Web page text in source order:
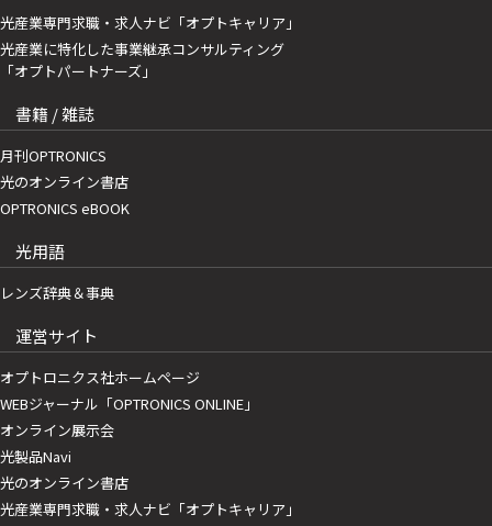
光産業専門求職・求人ナビ「オプトキャリア」
光産業に特化した事業継承コンサルティング
「オプトパートナーズ」
書籍 / 雑誌
月刊OPTRONICS
光のオンライン書店
OPTRONICS eBOOK
光用語
レンズ辞典＆事典
運営サイト
オプトロニクス社ホームページ
WEBジャーナル「OPTRONICS ONLINE」
オンライン展示会
光製品Navi
光のオンライン書店
光産業専門求職・求人ナビ「オプトキャリア」